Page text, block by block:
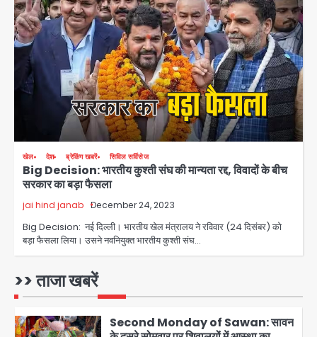
खेल देश ब्रेकिंग खबरें सिविल सर्विसेज
Big Decision: भारतीय कुश्ती संघ की मान्यता रद्द, विवादों के बीच
सरकार का बड़ा फैसला
jai hind janab December 24, 2023
Big Decision: नई दिल्ली। भारतीय खेल मंत्रालय ने रविवार (24 दिसंबर) को
बड़ा फैसला लिया। उसने नवनियुक्त भारतीय कुश्ती संघ…
>> ताजा खबरें
Jharkhand Assembly Gherao:
CGL रद्द करने और CBI जांच की मांग पर अड़े
छात्र, वाटर कैनन और बैरिकेडिंग तैनात
Avinash Kumar
4
Noida District Hospital
Emergency: तीसरी मंजिल से गिरी छात्रा
को नहीं मिला इलाज, प्राइवेट अस्पताल में भर्ती
Avinash Kumar
Mamata Banerjee Convoy
Attack: जूते-पत्थर बरसाए, कीचड़ पोता;
बोलीं- ‘माथा फट जाता’
Avinash Kumar
1
JPSC-JSSC exam scam: अनशन
Second Monday of Sawan: सावन